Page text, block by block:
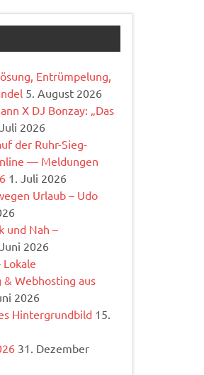
Entrümpelung,
5. August 2026
X DJ Bonzay: „Das
2026
der Ruhr-Sieg-
— Meldungen
1. Juli 2026
Urlaub – Udo
und Nah –
2026
Lokale
& Webhosting aus
2026
Hintergrundbild 15.
31. Dezember